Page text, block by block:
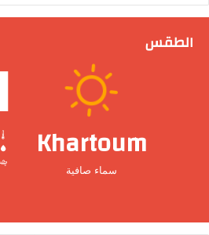
الطقس
Khartoum
سماء صافية